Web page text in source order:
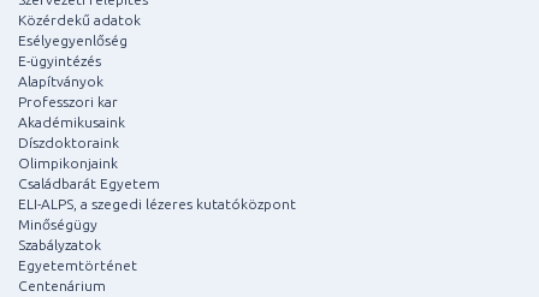
Közérdekű adatok
Esélyegyenlőség
E-ügyintézés
Alapítványok
Professzori kar
Akadémikusaink
Díszdoktoraink
Olimpikonjaink
Családbarát Egyetem
ELI-ALPS, a szegedi lézeres kutatóközpont
Minőségügy
Szabályzatok
Egyetemtörténet
Centenárium